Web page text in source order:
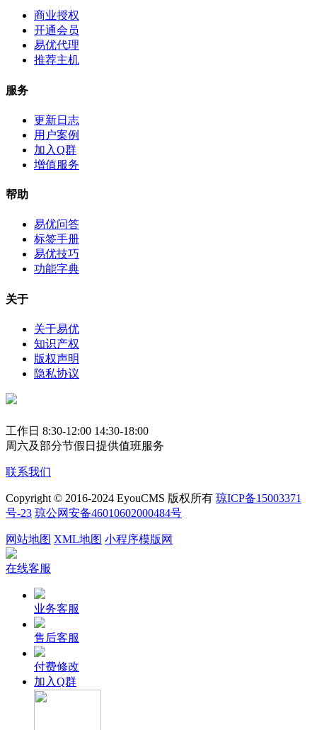
商业授权
开通会员
易优代理
推荐主机
服务
更新日志
用户案例
加入Q群
增值服务
帮助
易优问答
标签手册
易优技巧
功能字典
关于
关于易优
知识产权
版权声明
隐私协议
工作日 8:30-12:00 14:30-18:00
周六及部分节假日提供值班服务
联系我们
Copyright © 2016-2024 EyouCMS 版权所有 琼ICP备15003371
号-23 琼公网安备46010602000484号
网站地图 XML地图 小程序模版网
在线客服
业务客服
售后客服
付费修改
加入Q群